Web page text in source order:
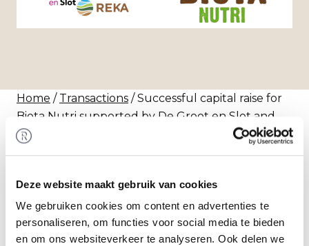
Deze website maakt gebruik van cookies
We gebruiken cookies om content en advertenties te
personaliseren, om functies voor social media te bieden
en om ons websiteverkeer te analyseren. Ook delen we
Home / Transactions / Successful capital raise for
Biota Nutri supported by De Groot en Slot and
Reka Soil
equity financing to Biota Nutri. Rembrandt
Mergers & Acquisitions acted as a financial advisor
to the shareholders of Biota Nutri.